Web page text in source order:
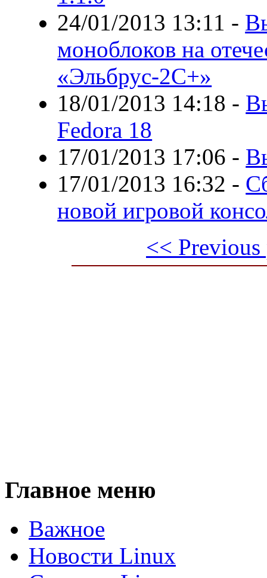
24/01/2013 13:11 -
моноблоков на
«Эльбрус-2С+»
18/01/2013 14:18 -
Fedora 18
17/01/2013 17:06 -
17/01/2013 16:32 -
новой игровой
<< Previous
Главное меню
Важное
Новости Linux